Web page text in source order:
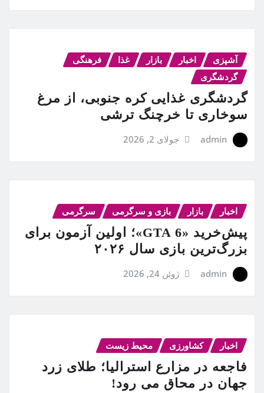
آشپزی اخبار بازار غذا
فرهنگی
گردشگری
گردشگری غذایی کره جنوبی، از مرغ
سوخاری تا خرچنگ ترشی
admin جولای 2, 2026
اخبار بازار بازی و سرگرمی سرگرمی
پیش‌خرید «GTA 6»؛ اولین آزمون برای
بزرگ‌ترین بازی سال ۲۰۲۶
admin ژوئن 24, 2026
اخبار کشاورزی محیط زیست
فاجعه در مزارع استرالیا؛ طلای زرد
جهان در محاق می رود!